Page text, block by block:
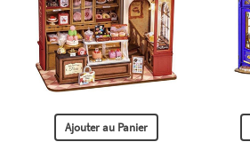
Ajouter au Panier